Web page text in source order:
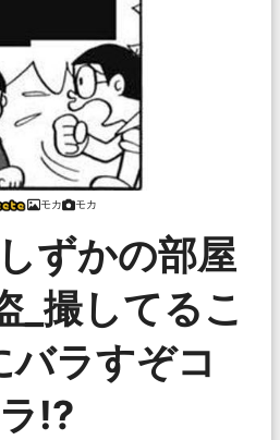
モカ モカ
ずかの部屋
_撮してるこ
バラすぞコ
ラ!?